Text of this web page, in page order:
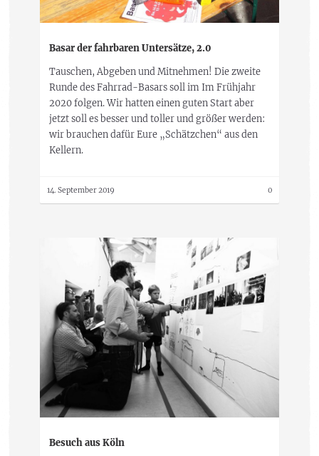
Basar der fahrbaren Untersätze, 2.0
Tauschen, Abgeben und Mitnehmen! Die zweite
Runde des Fahrrad-Basars soll im Im Frühjahr
2020 folgen. Wir hatten einen guten Start aber
jetzt soll es besser und toller und größer werden:
wir brauchen dafür Eure „Schätzchen“ aus den
Kellern.
14. September 2019 0
Besuch aus Köln